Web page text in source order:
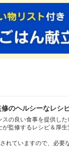
のヘルシーなレシ
の良い食事を提供し
監修するレシピ＆厚
れていますので、必要